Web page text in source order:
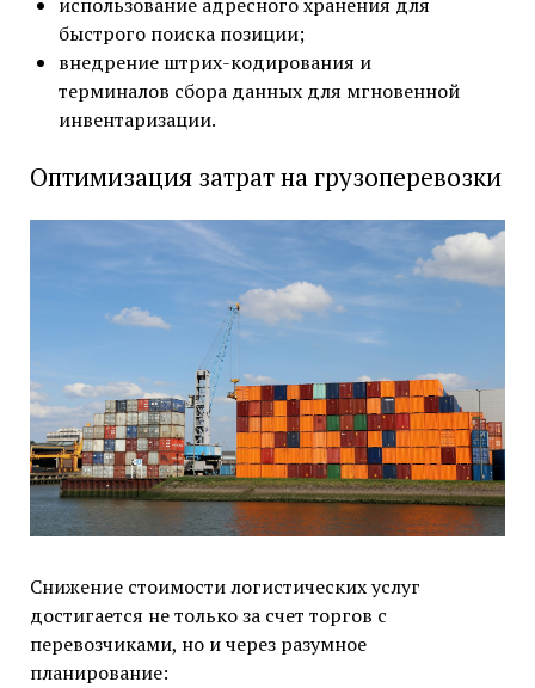
быстрого поиска позиции;
внедрение штрих-кодирования и
терминалов сбора данных для мгновенной
инвентаризации.
Оптимизация затрат на грузоперевозки
Снижение стоимости логистических услуг
достигается не только за счет торгов с
перевозчиками, но и через разумное
планирование: